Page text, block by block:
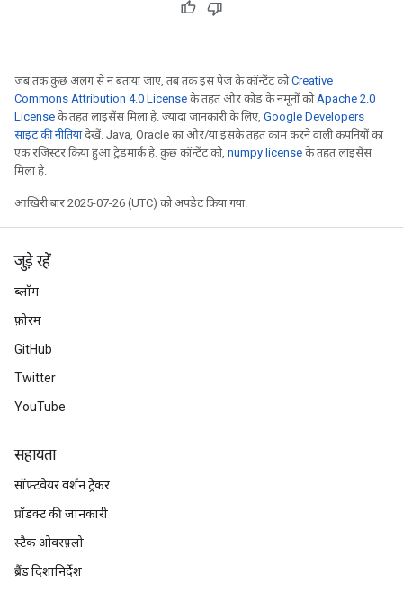
जब तक कुछ अलग से न बताया जाए, तब तक इस पेज के कॉन्टेंट कोCreative
Commons Attribution 4.0 License के तहत और कोड के नमूनों कोApache 2.0
License के तहत लाइसेंस मिला है. ज़्यादा जानकारी के लिए, Google Developers
साइट की नीतियांदेखें. Java, Oracle का और/या इसके तहत काम करने वाली कंपनियों का
एक रजिस्टर किया हुआ ट्रेडमार्क है. कुछ कॉन्टेंट को, numpy license के तहत लाइसेंस
मिला है.
आखिरी बार 2025-07-26 (UTC) को अपडेट किया गया.
जुड़े रहें
ब्लॉग
फ़ोरम
GitHub
Twitter
YouTube
सहायता
सॉफ़्टवेयर वर्शन ट्रैकर
प्रॉडक्ट की जानकारी
स्टैक ओवरफ़्लो
ब्रैंड दिशानिर्देश